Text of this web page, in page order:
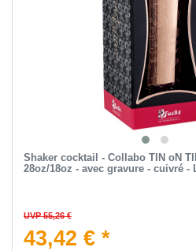
Shaker cocktail - Collabo TIN oN
28oz/18oz - avec gravure - cuivré
UVP 55,26 €
43,42 € *